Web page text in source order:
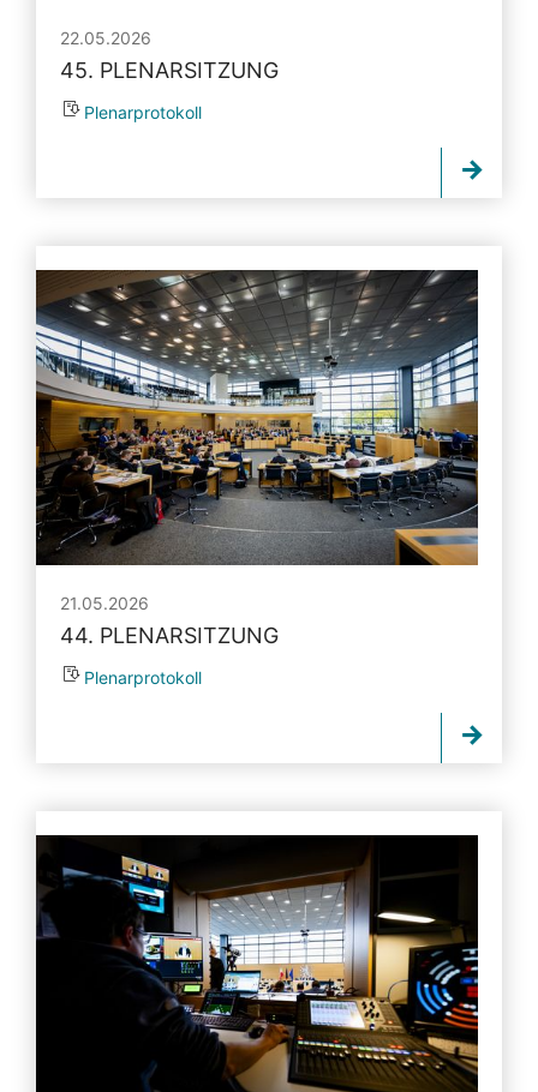
22.05.2026
45. PLENARSITZUNG
Plenarprotokoll
21.05.2026
44. PLENARSITZUNG
Plenarprotokoll